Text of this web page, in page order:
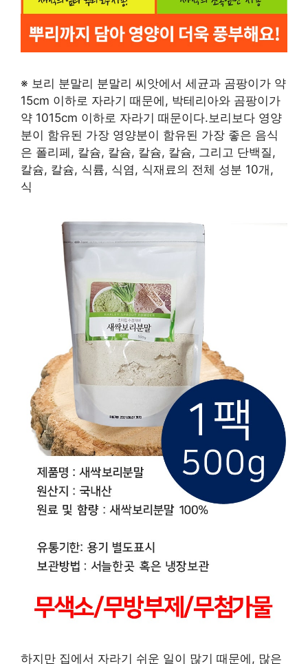
※ 보리 분말리 분말리 씨앗에서 세균과 곰팡이가 약
15cm 이하로 자라기 때문에, 박테리아와 곰팡이가
약 1015cm 이하로 자라기 때문이다.보리보다 영양
분이 함유된 가장 영양분이 함유된 가장 좋은 음식
은 폴리페, 칼슘, 칼슘, 칼슘, 칼슘, 그리고 단백질,
칼슘, 칼슘, 식륨, 식염, 식재료의 전체 성분 10개,
식
하지만 집에서 자라기 쉬운 일이 많기 때문에, 많은